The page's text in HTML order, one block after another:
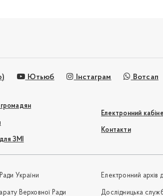
Ютьюб Інстаграм Вотсап
громадян
ЗМІ
Електронний
Контакти
України
Верховної Ради
Електронний архів
Дослідницька